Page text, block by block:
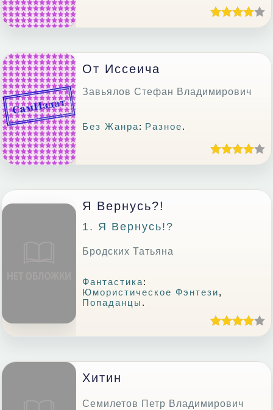
От Иссеича
Завьялов Стефан Владимирович
Без Жанра: Разное.
Я Вернусь?!
1. Я Вернусь!?
Бродских Татьяна
Фантастика:
Юмористическое Фэнтези,
Попаданцы .
Хитин
Семилетов Петр Владимирович